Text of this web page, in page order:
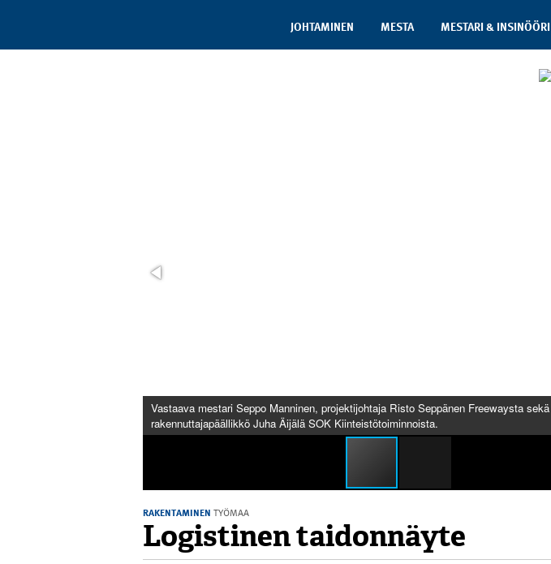
JOHTAMINEN MESTA MESTARI & INSINÖÖRI
Vastaava mestari Seppo Manninen, projektijohtaja Risto Seppänen Freewaysta sekä
rakennuttajapäällikkö Juha Äijälä SOK Kiinteistötoiminnoista.
RAKENTAMINEN TYÖMAA
Logistinen taidonnäyte